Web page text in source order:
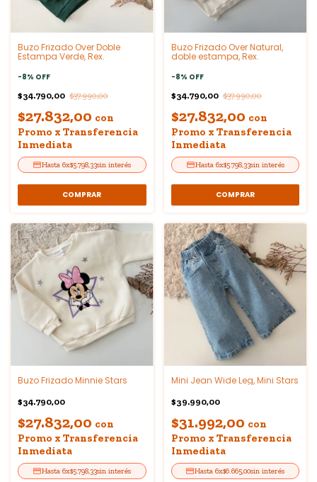
Buzo Frizado Over Doble
Estampa Verde, Rex.
-8% OFF
$34.790,00 $37.990,00
$27.832,00 con
Promo x Transferencia
Inmediata
6x$5.798,33sin interés
COMPRAR
Buzo Frizado Over Natural,
doble estampa, Rex.
-8% OFF
$34.790,00 $37.990,00
$27.832,00 con
Promo x Transferencia
Inmediata
6x$5.798,33sin interés
COMPRAR
Buzo Frizado Minnie Stars
$34.790,00
$27.832,00 con
Promo x Transferencia
Inmediata
6x$5.798,33sin interés
Mini Jean Wide Leg, Mini Stars
$39.990,00
$31.992,00 con
Promo x Transferencia
Inmediata
6x$6.665,00sin interés